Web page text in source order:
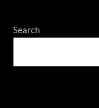
Search